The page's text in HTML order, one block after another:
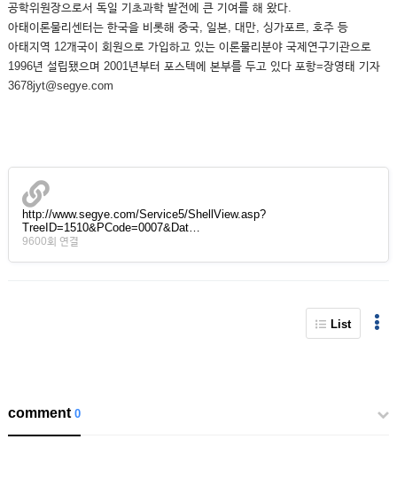
공학위원장으로서 독일 기초과학 발전에 큰 기여를 해 왔다.
아태이론물리센터는 한국을 비롯해 중국, 일본, 대만, 싱가포르, 호주 등
아태지역 12개국이 회원으로 가입하고 있는 이론물리분야 국제연구기관으로
1996년 설립됐으며 2001년부터 포스텍에 본부를 두고 있다 포항=장영태 기자
3678jyt@segye.com
http://www.segye.com/Service5/ShellView.asp?
TreeID=1510&PCode=0007&Dat…
9600회 연결
List
comment0